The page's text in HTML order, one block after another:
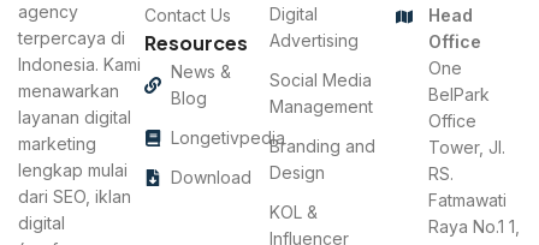
agency
terpercaya di
Indonesia. Kami
menawarkan
layanan digital
marketing
lengkap mulai
dari SEO, iklan
digital
Contact Us
Resources
News &
Blog
Longetivpedia
Download
Digital
Advertising
Social Media
Management
Branding and
Design
KOL &
Influencer
Head
Office
One
BelPark
Office
Tower, Jl.
RS.
Fatmawati
Raya No.1 1,